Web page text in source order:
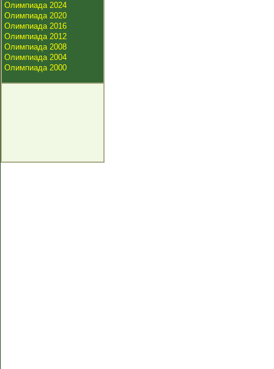
Олимпиада 2024
Олимпиада 2020
Олимпиада 2016
Олимпиада 2012
Олимпиада 2008
Олимпиада 2004
Олимпиада 2000